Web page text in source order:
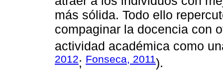
más sólida. Todo ello
compaginar la docencia con
actividad académica como
2012; Fonseca, 2011).